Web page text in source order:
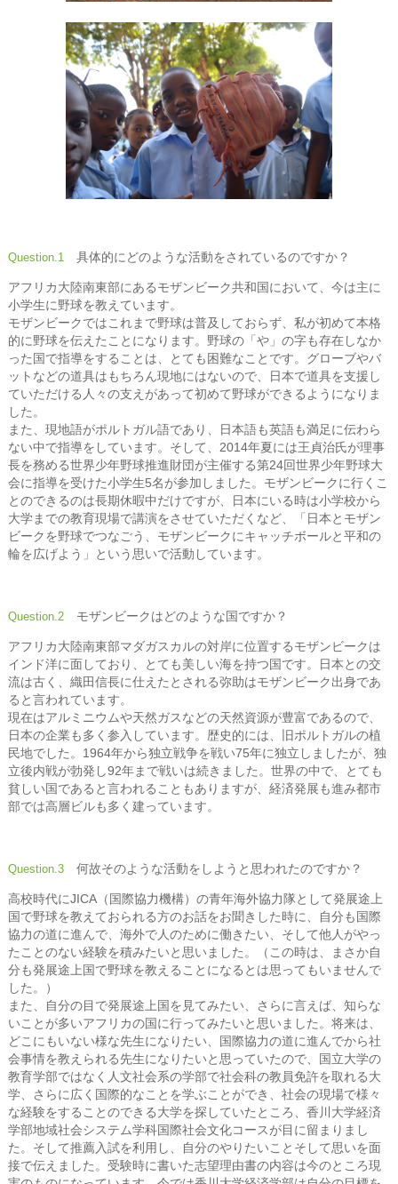
Question.1 具体的にどのような活動をされているのですか？
アフリカ大陸南東部にあるモザンビーク共和国において、今は主に
小学生に野球を教えています。
モザンビークではこれまで野球は普及しておらず、私が初めて本格
的に野球を伝えたことになります。野球の「や」の字も存在しなか
った国で指導をすることは、とても困難なことです。グローブやバ
ットなどの道具はもちろん現地にはないので、日本で道具を支援し
ていただける人々の支えがあって初めて野球ができるようになりま
した。
また、現地語がポルトガル語であり、日本語も英語も満足に伝わら
ない中で指導をしています。そして、2014年夏には王貞治氏が理事
長を務める世界少年野球推進財団が主催する第24回世界少年野球大
会に指導を受けた小学生5名が参加しました。モザンビークに行くこ
とのできるのは長期休暇中だけですが、日本にいる時は小学校から
大学までの教育現場で講演をさせていただくなど、「日本とモザン
ビークを野球でつなごう、モザンビークにキャッチボールと平和の
輪を広げよう」という思いで活動しています。
Question.2 モザンビークはどのような国ですか？
アフリカ大陸南東部マダガスカルの対岸に位置するモザンビークは
インド洋に面しており、とても美しい海を持つ国です。日本との交
流は古く、織田信長に仕えたとされる弥助はモザンビーク出身であ
ると言われています。
現在はアルミニウムや天然ガスなどの天然資源が豊富であるので、
日本の企業も多く参入しています。歴史的には、旧ポルトガルの植
民地でした。1964年から独立戦争を戦い75年に独立しましたが、独
立後内戦が勃発し92年まで戦いは続きました。世界の中で、とても
貧しい国であると言われることもありますが、経済発展も進み都市
部では高層ビルも多く建っています。
Question.3 何故そのような活動をしようと思われたのですか？
高校時代にJICA（国際協力機構）の青年海外協力隊として発展途上
国で野球を教えておられる方のお話をお聞きした時に、自分も国際
協力の道に進んで、海外で人のために働きたい、そして他人がやっ
たことのない経験を積みたいと思いました。（この時は、まさか自
分も発展途上国で野球を教えることになるとは思ってもいませんで
した。）
また、自分の目で発展途上国を見てみたい、さらに言えば、知らな
いことが多いアフリカの国に行ってみたいと思いました。将来は、
どこにもいない様な先生になりたい、国際協力の道に進んでから社
会事情を教えられる先生になりたいと思っていたので、国立大学の
教育学部ではなく人文社会系の学部で社会科の教員免許を取れる大
学、さらに広く国際的なことを学ぶことができ、社会の現場で様々
な経験をすることのできる大学を探していたところ、香川大学経済
学部地域社会システム学科国際社会文化コースが目に留まりまし
た。そして推薦入試を利用し、自分のやりたいことそして思いを面
接で伝えました。受験時に書いた志望理由書の内容は今のところ現